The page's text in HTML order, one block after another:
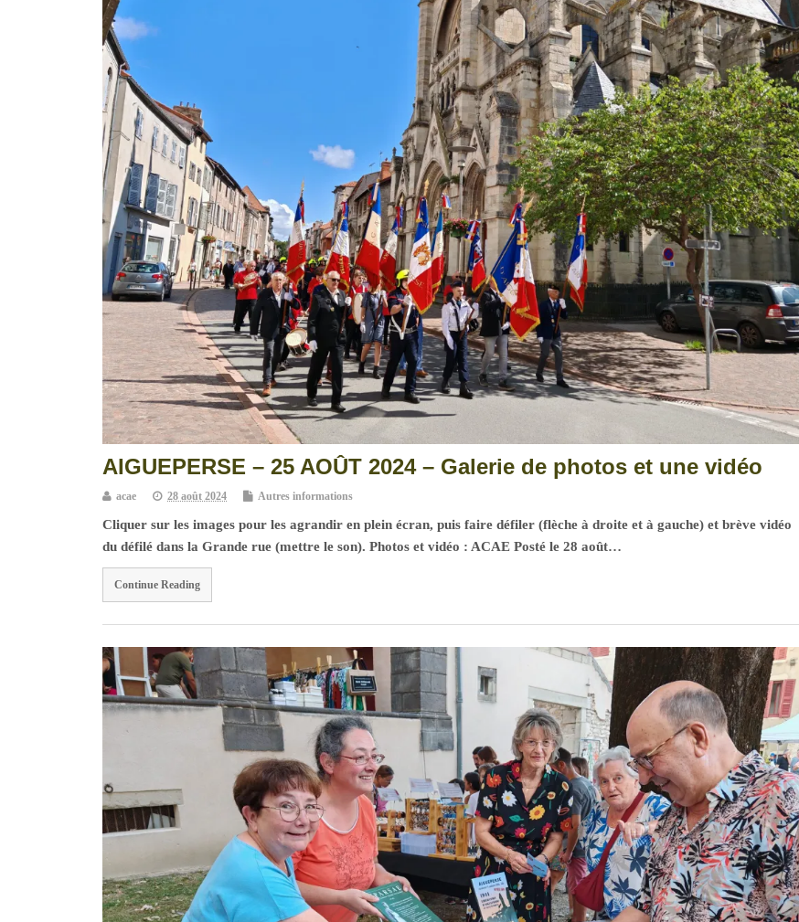
AIGUEPERSE – 25 AOÛT 2024 – Galerie de photos et une vidéo
acae 28 août 2024 Autres informations
Cliquer sur les images pour les agrandir en plein écran, puis faire défiler (flèche à droite et à gauche) et brève vidéo
du défilé dans la Grande rue (mettre le son). Photos et vidéo : ACAE Posté le 28 août…
Continue Reading